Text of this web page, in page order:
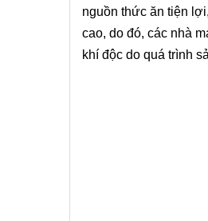
nguồn thức ăn tiện
cao, do đó, các nhà
khí độc do quá trình